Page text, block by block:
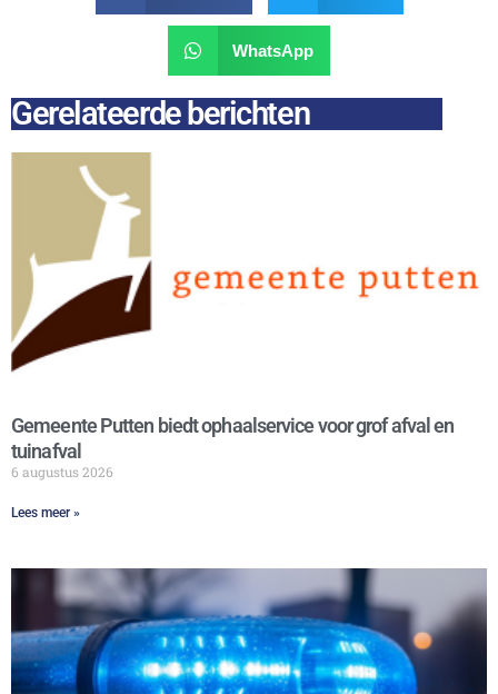
WhatsApp
Gerelateerde berichten
Gemeente Putten biedt ophaalservice voor grof afval en
tuinafval
6 augustus 2026
Lees meer »